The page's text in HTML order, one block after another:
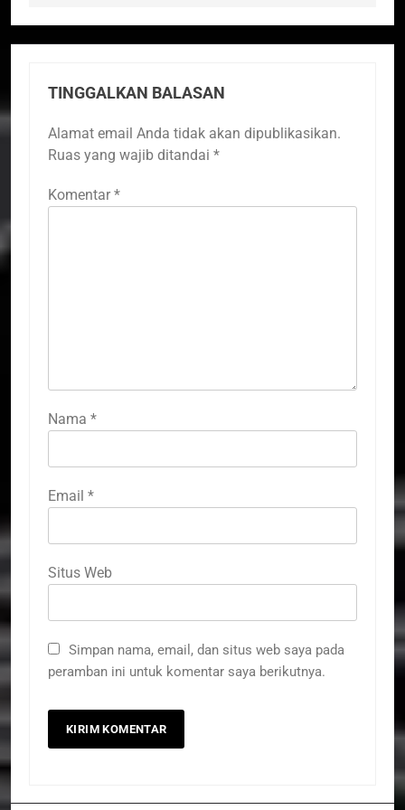
TINGGALKAN BALASAN
Alamat email Anda tidak akan dipublikasikan.
Ruas yang wajib ditandai *
Komentar *
Nama *
Email *
Situs Web
Simpan nama, email, dan situs web saya pada
peramban ini untuk komentar saya berikutnya.